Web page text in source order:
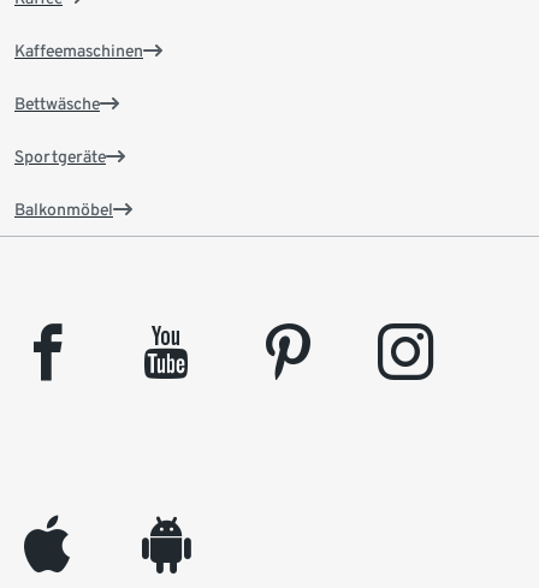
Kaffeemaschinen
Bettwäsche
Sportgeräte
Balkonmöbel
facebook youtube pinterest instagram
appleinc android